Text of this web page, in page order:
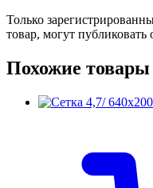
Только
товар, могут публиковать
Похожие товары